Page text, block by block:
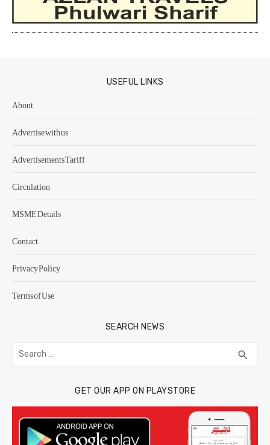
USEFUL LINKS
About
Advertise with us
Advertisements Tariff
Circulation
MSME Details
Contact
Privacy Policy
Terms of Use
SEARCH NEWS
Search
for: search
GET OUR APP ON PLAYSTORE